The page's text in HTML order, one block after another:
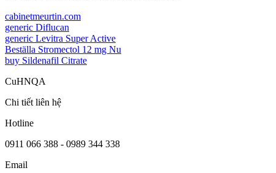
cabinetmeurtin.com
generic Diflucan
generic Levitra Super Active
Beställa Stromectol 12 mg Nu
buy Sildenafil Citrate
CuHNQA
Chi tiết liên hệ
Hotline
0911 066 388 - 0989 344 338
Email